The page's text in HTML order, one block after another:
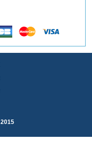
2015